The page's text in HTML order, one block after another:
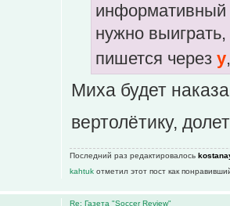
информативный
нужно
пишется через y
Миха будет
вертолётику,
Последний раз редактировалось
kahtuk отметил этот пост как
Re: Газета "Soccer Review"